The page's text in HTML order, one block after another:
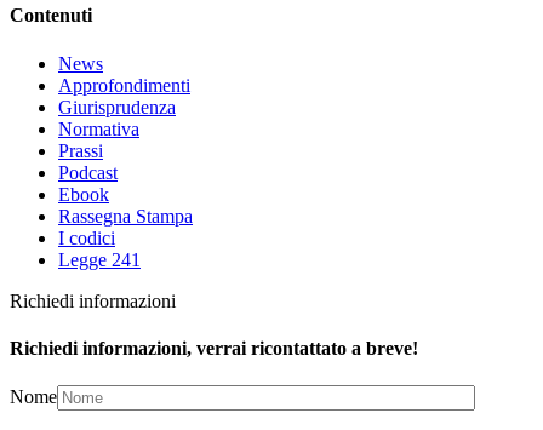
Contenuti
News
Approfondimenti
Giurisprudenza
Normativa
Prassi
Podcast
Ebook
Rassegna Stampa
I codici
Legge 241
Richiedi informazioni
Richiedi informazioni, verrai ricontattato a breve!
Nome